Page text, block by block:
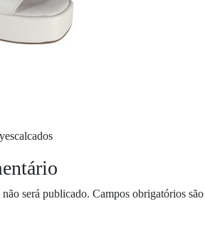
será publicado. Campos obrigatórios são